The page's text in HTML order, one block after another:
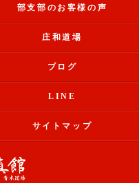
部支部のお客様の声
庄和道場
ブログ
LINE
サイトマップ